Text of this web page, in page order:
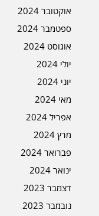
אוקטובר 2024
ספטמבר 2024
אוגוסט 2024
יולי 2024
יוני 2024
מאי 2024
אפריל 2024
מרץ 2024
פברואר 2024
ינואר 2024
דצמבר 2023
נובמבר 2023